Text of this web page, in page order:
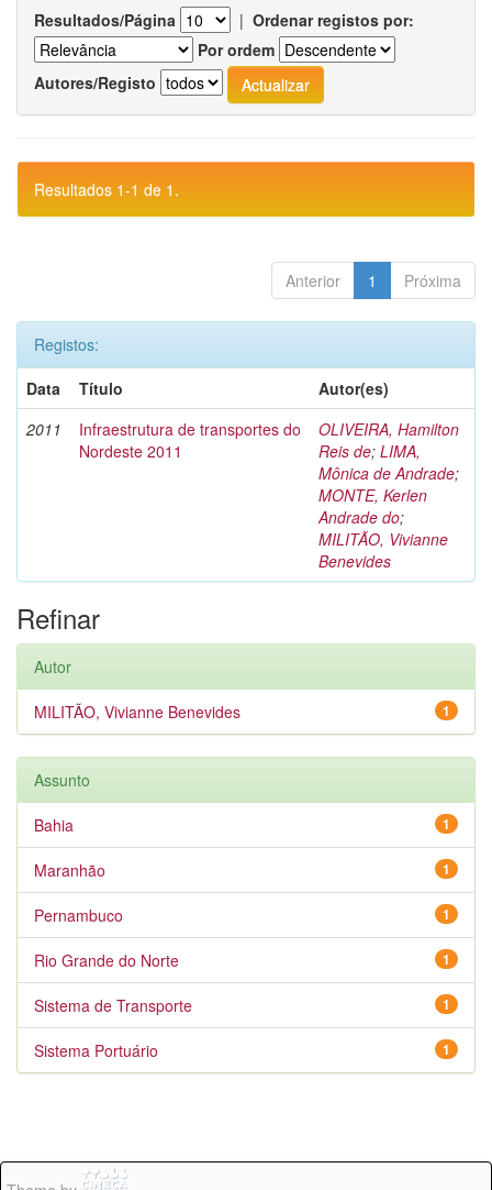
Resultados/Página | Ordenar registos por:
Por ordem
Autores/Registo
Resultados 1-1 de 1.
Anterior 1 Próxima
Registos:
Data
Título
Autor(es)
2011
Infraestrutura de transportes do
Nordeste 2011
OLIVEIRA, Hamilton
Reis de; LIMA,
Mônica de Andrade;
MONTE, Kerlen
Andrade do;
MILITÃO, Vivianne
Benevides
Refinar
Autor
1
MILITÃO, Vivianne Benevides
Assunto
1
Bahia
1
Maranhão
1
Pernambuco
1
Rio Grande do Norte
1
Sistema de Transporte
1
Sistema Portuário